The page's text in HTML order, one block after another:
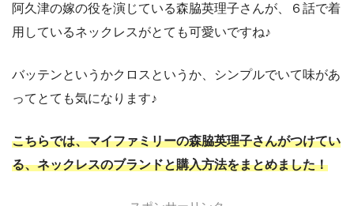
阿久津の嫁の役を演じている森脇英理子さんが、６話で着
用しているネックレスがとても可愛いですね♪
バッテンというかクロスというか、シンプルでいて味があ
ってとても気になります♪
こちらでは、マイファミリーの森脇英理子さんがつけてい
る、ネックレスのブランドと購入方法をまとめました！